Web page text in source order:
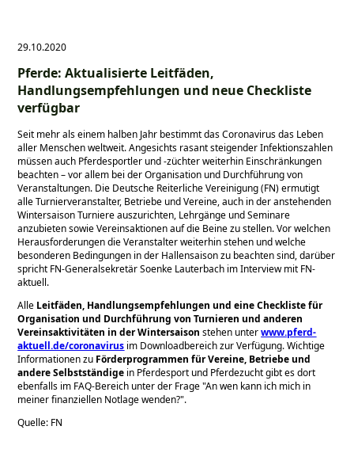
29.10.2020
Pferde: Aktualisierte Leitfäden,
Handlungsempfehlungen und neue Checkliste
verfügbar
Seit mehr als einem halben Jahr bestimmt das Coronavirus das Leben
aller Menschen weltweit. Angesichts rasant steigender Infektionszahlen
müssen auch Pferdesportler und -züchter weiterhin Einschränkungen
beachten – vor allem bei der Organisation und Durchführung von
Veranstaltungen. Die Deutsche Reiterliche Vereinigung (FN) ermutigt
alle Turnierveranstalter, Betriebe und Vereine, auch in der anstehenden
Wintersaison Turniere auszurichten, Lehrgänge und Seminare
anzubieten sowie Vereinsaktionen auf die Beine zu stellen. Vor welchen
Herausforderungen die Veranstalter weiterhin stehen und welche
besonderen Bedingungen in der Hallensaison zu beachten sind, darüber
spricht FN-Generalsekretär Soenke Lauterbach im Interview mit FN-
aktuell.
Alle Leitfäden, Handlungsempfehlungen und eine Checkliste für
Organisation und Durchführung von Turnieren und anderen
Vereinsaktivitäten in der Wintersaison stehen unterwww.pferd-
aktuell.de/coronavirus im Downloadbereich zur Verfügung. Wichtige
Informationen zu Förderprogrammen für Vereine, Betriebe und
andere Selbstständige in Pferdesport und Pferdezucht gibt es dort
ebenfalls im FAQ-Bereich unter der Frage An wen kann ich mich in
meiner finanziellen Notlage wenden? .
Quelle: FN